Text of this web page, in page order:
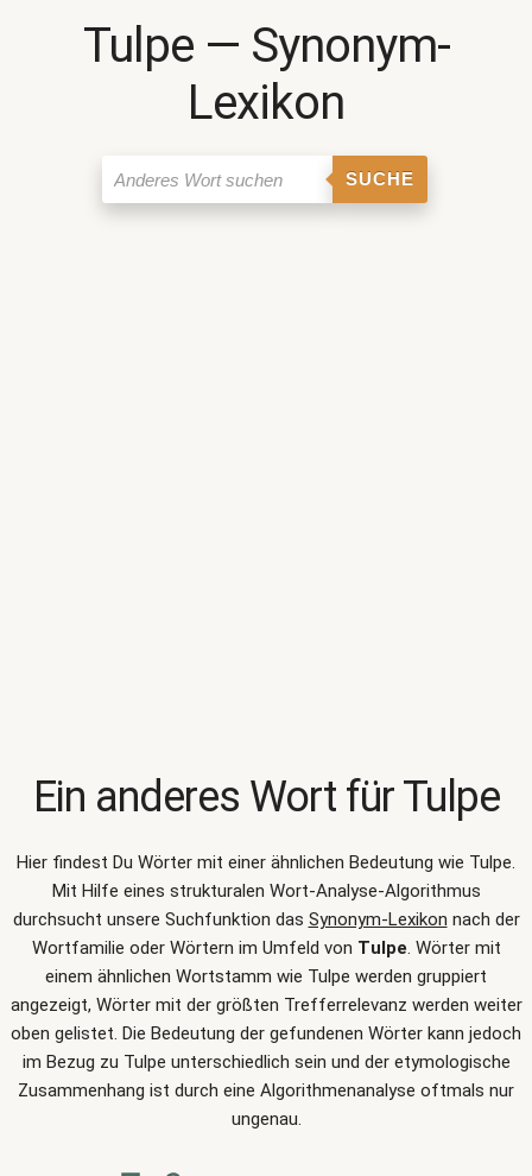
Tulpe ― Synonym-
Lexikon
SUCHE
Ein anderes Wort fürTulpe
Hier findest Du Wörter mit einer ähnlichen Bedeutung wie Tulpe.
Mit Hilfe eines strukturalen Wort-Analyse-Algorithmus
durchsucht unsere Suchfunktion das Synonym-Lexikon nach der
Wortfamilie oder Wörtern im Umfeld von Tulpe. Wörter mit
einem ähnlichen Wortstamm wie Tulpe werden gruppiert
angezeigt, Wörter mit der größten Trefferrelevanz werden weiter
oben gelistet. Die Bedeutung der gefundenen Wörter kann jedoch
im Bezug zu Tulpe unterschiedlich sein und der etymologische
Zusammenhang ist durch eine Algorithmenanalyse oftmals nur
ungenau.